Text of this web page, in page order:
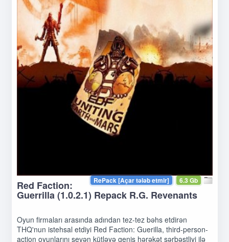
6.3 Gb
RePack [Açar tələb etmir]
Red Faction:
Guerrilla (1.0.2.1) Repack R.G. Revenants
Oyun firmaları arasında adından tez-tez bəhs etdirən
THQ'nun istehsal etdiyi Red Faction: Guerilla, third-person-
action oyunlarını sevən kütləyə geniş hərəkət sərbəstliyi ilə